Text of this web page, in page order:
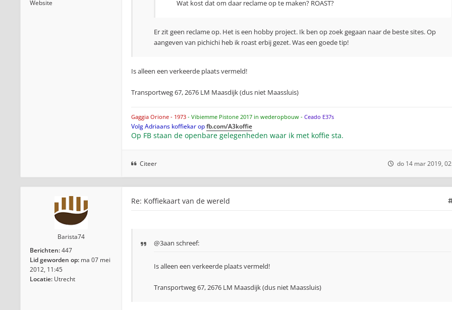
Website
Wat kost dat om daar reclame op te maken? ROAST?
Er zit geen reclame op. Het is een hobby project. Ik ben op zoek gegaan naar de beste sites. Op
aangeven van pichichi heb ik roast erbij gezet. Was een goede tip!
Is alleen een verkeerde plaats vermeld!
Transportweg 67, 2676 LM Maasdijk (dus niet Maassluis)
Gaggia Orione - 1973 - Vibiemme Pistone 2017 in wederopbouw - Ceado E37s
Volg Adriaans koffiekar opfb.com/A3koffie
Op FB staan de openbare gelegenheden waar ik met koffie sta.
Citeer do 14 mar 2019,
Barista74
Berichten:447
Lid geworden op: ma 07 mei
2012, 11:45
Locatie: Utrecht
Re: Koffiekaart van de wereld
@3aan schreef:
Is alleen een verkeerde plaats vermeld!
Transportweg 67, 2676 LM Maasdijk (dus niet Maassluis)